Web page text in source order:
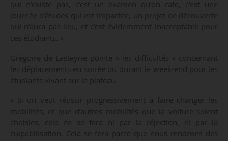
qui n’existe pas, c’est un examen qu’on rate, c’est une
journée d’études qui est impactée, un projet de découverte
qui n’aura pas lieu, et c’est évidemment inacceptable pour
ces étudiants. »
Grégoire de Lasteyrie pointe « les difficultés » concernant
les déplacements en soirée ou durant le week-end pour les
étudiants vivant sur le plateau.
« Si on veut réussir progressivement à faire changer les
mobilités, et que d’autres mobilités que la voiture soient
choisies, cela ne se fera ni par la réjection, ni par la
culpabilisation. Cela se fera parce que nous rendrons des